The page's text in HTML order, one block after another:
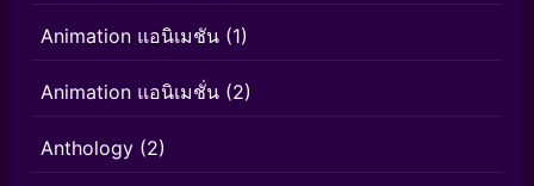
Animation แอนิเมชัน (1)
Animation แอนิเมชั่น (2)
Anthology (2)